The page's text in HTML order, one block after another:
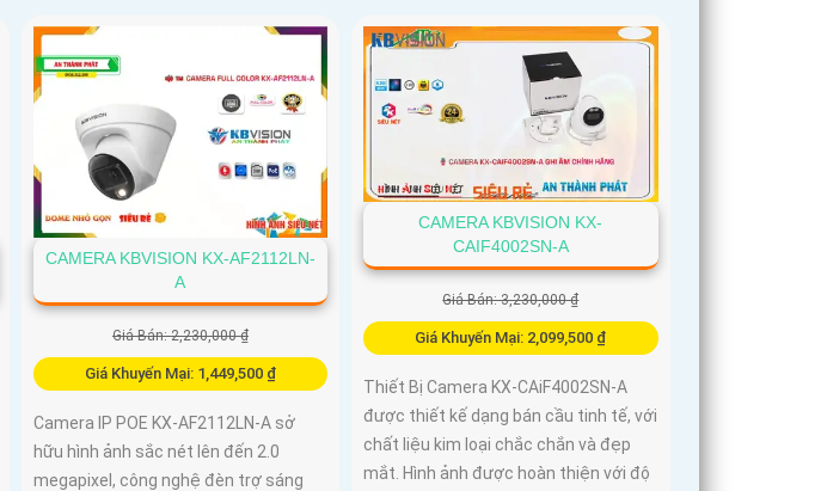
CAMERA KBVISION KX-AF2112LN-
A
Giá Bán: 2,230,000 ₫
Giá Khuyến Mại: 1,449,500 ₫
Camera IP POE KX-AF2112LN-A sở
hữu hình ảnh sắc nét lên đến 2.0
megapixel, công nghệ đèn trợ sáng
CAMERA KBVISION KX-
CAIF4002SN-A
Giá Bán: 3,230,000 ₫
Giá Khuyến Mại: 2,099,500 ₫
Thiết Bị Camera KX-CAiF4002SN-A
được thiết kế dạng bán cầu tinh tế, với
chất liệu kim loại chắc chắn và đẹp
mắt. Hình ảnh được hoàn thiện với độ